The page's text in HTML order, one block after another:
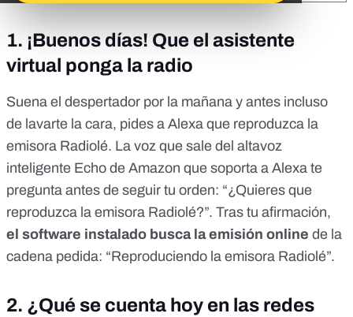
1. ¡Buenos días! Que el asistente
virtual ponga la radio
Suena el despertador por la mañana y antes incluso
de lavarte la cara, pides a Alexa que reproduzca la
emisora Radiolé. La voz que sale del altavoz
inteligente Echo de Amazon que soporta a Alexa te
pregunta antes de seguir tu orden: “¿Quieres que
reproduzca la emisora Radiolé?”. Tras tu afirmación,
el software instalado busca la emisión online de la
cadena pedida: “Reproduciendo la emisora Radiolé”.
2. ¿Qué se cuenta hoy en las redes